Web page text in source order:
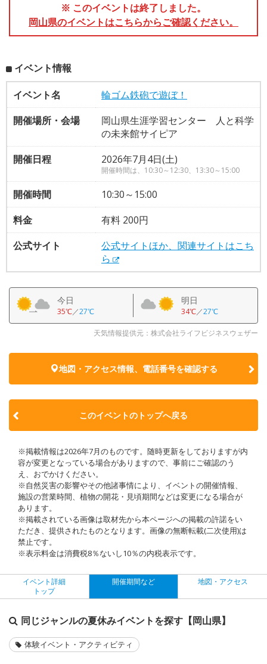
※ このイベントは終了しました。
岡山県のイベントはこちらからご確認ください。
イベント情報
イベント名
輪ゴム鉄砲で遊ぼ！
開催場所・会場
岡山県生涯学習センター 人と科学
の未来館サイピア
開催日程
2026年7月4日(土)
開催時間は、10:30～12:30、13:30～15:00
開催時間
10:30～15:00
料金
有料 200円
公式サイト
公式サイトほか、関連サイトはこち
ら
今日
35℃／27℃
明日
34℃／27℃
天気情報提供元：株式会社ライフビジネスウェザー
地図・アクセス情報、電話番号を確認する
このイベントのトップへ戻る
※掲載情報は2026年7月のものです。随時更新をしておりますが内
容が変更となっている場合がありますので、事前にご確認のう
え、おでかけください。
※自然災害の影響やその他諸事情により、イベントの開催情報、
施設の営業時間、植物の開花・見頃期間などは変更になる場合が
あります。
※掲載されている画像は取材先から本ページへの掲載の許諾をい
ただき、提供されたものとなります。画像の無断転載(二次使用)は
禁止です。
※表示料金は消費税8％ないし10％の内税表示です。
イベント詳細
トップ
開催期間など 地図・アクセス
同じジャンルの夏休みイベントを探す【岡山県】
体験イベント・アクティビティ